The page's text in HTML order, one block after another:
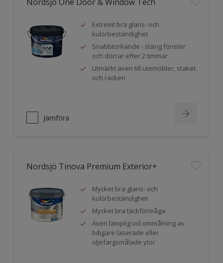
Extremt bra glans- och
kulörbeständighet
Snabbtorkande - stäng fönster
och dörrar efter 2 timmar
Utmärkt även till utemöbler, staket
och räcken
Jämföra
Nordsjö Tinova Premium Exterior+
Mycket bra glans- och
kulörbeständighet
Mycket bra täckförmåga
Även lämplig vid ommålning av
tidigare laserade eller
oljefärgsmålade ytor